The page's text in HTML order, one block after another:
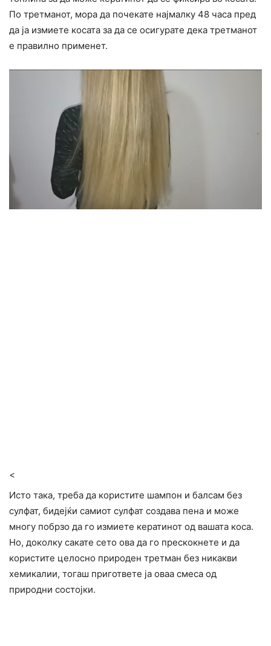
По третманот, мора да почекате најмалку 48 часа пред
да ја измиете косата за да се осигурате дека третманот
е правилно применет.
<
Исто така, треба да користите шампон и балсам без
сулфат, бидејќи самиот сулфат создава пена и може
многу побрзо да го измиете кератинот од вашата коса.
Но, доколку сакате сето ова да го прескокнете и да
користите целосно природен третман без никакви
xемикалии, тогаш пригответе ја оваа смеса од
природни состојки.